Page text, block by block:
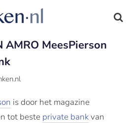
AMRO MeesPierson
is door het magazine
tot beste private bankvan